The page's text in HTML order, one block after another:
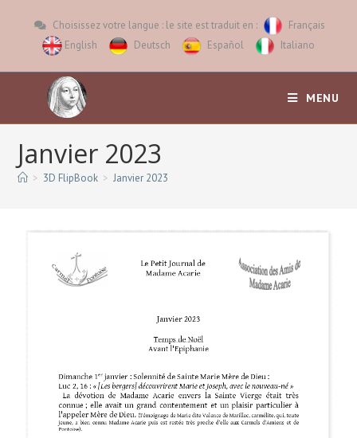
Choisissez votre langue : le site est traduit en :
Français
English
Deutsch Español Italiano
MENU
Janvier 2023
> 3D FlipBook > Janvier 2023